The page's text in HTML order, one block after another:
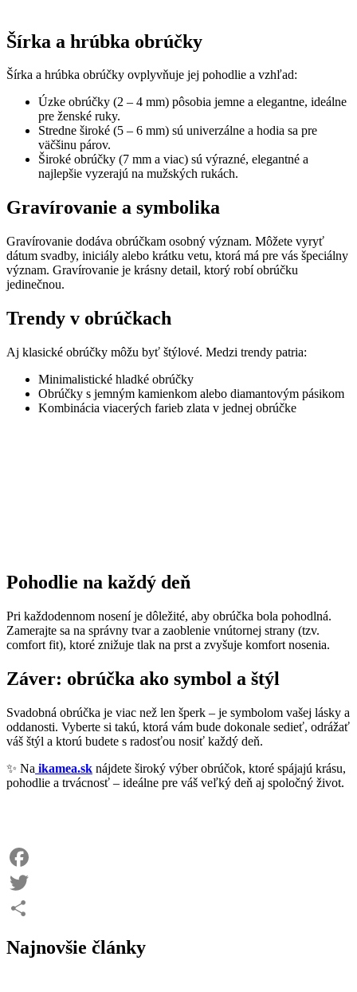
Šírka a hrúbka obrúčky
Šírka a hrúbka obrúčky ovplyvňuje jej pohodlie a vzhľad:
Úzke obrúčky (2 – 4 mm) pôsobia jemne a elegantne, ideálne
pre ženské ruky.
Stredne široké (5 – 6 mm) sú univerzálne a hodia sa pre
väčšinu párov.
Široké obrúčky (7 mm a viac) sú výrazné, elegantné a
najlepšie vyzerajú na mužských rukách.
Gravírovanie a symbolika
Gravírovanie dodáva obrúčkam osobný význam. Môžete vyryť
dátum svadby, iniciály alebo krátku vetu, ktorá má pre vás špeciálny
význam. Gravírovanie je krásny detail, ktorý robí obrúčku
jedinečnou.
Trendy v obrúčkach
Aj klasické obrúčky môžu byť štýlové. Medzi trendy patria:
Minimalistické hladké obrúčky
Obrúčky s jemným kamienkom alebo diamantovým pásikom
Kombinácia viacerých farieb zlata v jednej obrúčke
Pohodlie na každý deň
Pri každodennom nosení je dôležité, aby obrúčka bola pohodlná.
Zamerajte sa na správny tvar a zaoblenie vnútornej strany (tzv.
comfort fit), ktoré znižuje tlak na prst a zvyšuje komfort nosenia.
Záver: obrúčka ako symbol a štýl
Svadobná obrúčka je viac než len šperk – je symbolom vašej lásky a
oddanosti. Vyberte si takú, ktorá vám bude dokonale sedieť, odrážať
váš štýl a ktorú budete s radosťou nosiť každý deň.
✨ Na ikamea.sk nájdete široký výber obrúčok, ktoré spájajú krásu,
pohodlie a trvácnosť – ideálne pre váš veľký deň aj spoločný život.
Facebook
Twitter
Najnovšie články